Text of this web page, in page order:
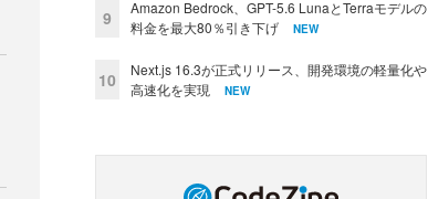
9
Amazon Bedrock、GPT-5.6 LunaとTerraモデルの
料金を最大80％引き下げ
NEW
10
Next.js 16.3が正式リリース、開発環境の軽量化や
高速化を実現
NEW